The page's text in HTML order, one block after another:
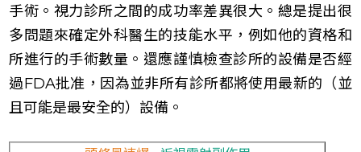
手術。視力診所之間的成功率差異很大。總是提出很
多問題來確定外科醫生的技能水平，例如他的資格和
所進行的手術數量。還應謹慎檢查診所的設備是否經
過FDA批准，因為並非所有診所都將使用最新的（並
且可能是最安全的）設備。